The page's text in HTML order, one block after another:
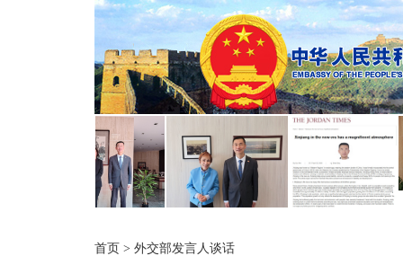
首页 > 外交部发言人谈话